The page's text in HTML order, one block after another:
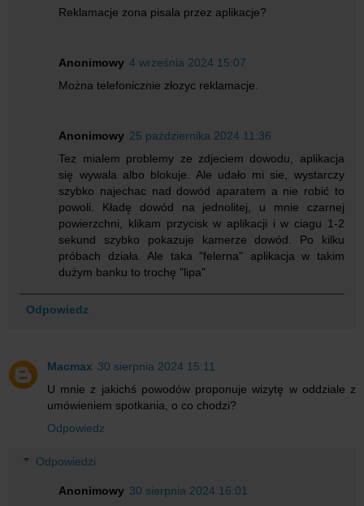
Reklamacje zona pisala przez aplikacje?
Anonimowy 4 września 2024 15:07
Można telefonicznie złozyc reklamacje.
Anonimowy 25 października 2024 11:36
Tez mialem problemy ze zdjeciem dowodu, aplikacja
się wywala albo blokuje. Ale udało mi sie, wystarczy
szybko najechac nad dowód aparatem a nie robić to
powoli. Kładę dowód na jednolitej, u mnie czarnej
powierzchni, klikam przycisk w aplikacji i w ciagu 1-2
sekund szybko pokazuje kamerze dowód. Po kilku
próbach działa. Ale taka "felerna" aplikacja w takim
dużym banku to trochę "lipa"
Odpowiedz
Macmax 30 sierpnia 2024 15:11
U mnie z jakichś powodów proponuje wizytę w oddziale z
umówieniem spotkania, o co chodzi?
Odpowiedz
Odpowiedzi
Anonimowy 30 sierpnia 2024 16:01